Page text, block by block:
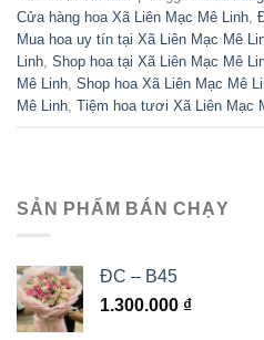
Cửa hàng hoa Xã Liên Mạc Mê Linh
Mua hoa uy tín tại Xã Liên Mạc Mê
Linh Shop hoa tại Xã Liên Mạc Mê
Mê Linh Shop hoa Xã Liên Mạc Mê
Mê Linh Tiệm hoa tươi Xã Liên Mạc
SẢN PHẨM BÁN CHẠY
ĐC – B45
1.300.000 ₫